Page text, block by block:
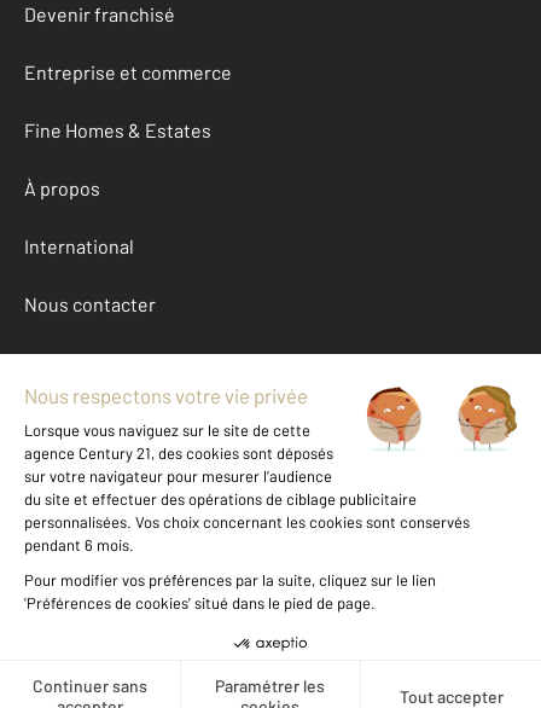
Devenir franchisé
Entreprise et commerce
Fine Homes & Estates
À propos
International
Nous contacter
Mentions légales & CGU et Barèmes d'honoraires
Données personnelles
Gestionnaire des cookies
Achat maison autour de AIXE SUR VIENNE (87700)